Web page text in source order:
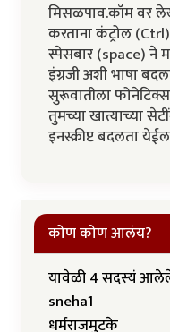
मिसळपाव.कॉम वर
करताना कंट्रोल
स्पेसबार (space) ने
इंग्रजी अशी भाषा
सुरूवातीला
तुमच्या खात्याच्या
इनस्क्रीप्ट बदलता
कोण कोण आलंय?
यावेळी 4 सदस्यं
sneha1
धर्मराजमुटके